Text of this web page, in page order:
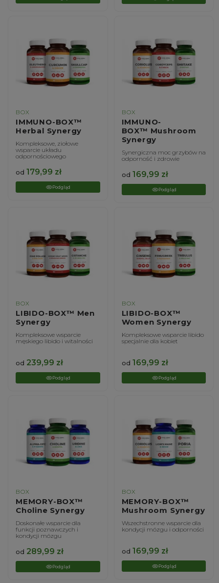
BOX
IMMUNO-BOX™
Herbal Synergy
Kompleksowe, ziołowe
wsparcie układu
odpornościowego
od 179,99 zł
Podgląd
BOX
IMMUNO-
BOX™ Mushroom
Synergy
Synergiczna moc grzybów na
odporność i zdrowie
od 169,99 zł
Podgląd
BOX
LIBIDO-BOX™ Men
Synergy
Kompleksowe wsparcie
męskiego libido i witalności
od 239,99 zł
Podgląd
BOX
LIBIDO-BOX™
Women Synergy
Kompleksowe wsparcie libido
specjalnie dla kobiet
od 169,99 zł
Podgląd
BOX
MEMORY-BOX™
Choline Synergy
Doskonałe wsparcie dla
funkcji poznawczych i
kondycji mózgu
od 289,99 zł
Podgląd
BOX
MEMORY-BOX™
Mushroom Synergy
Wszechstronne wsparcie dla
kondycji mózgu i odporności
od 169,99 zł
Podgląd